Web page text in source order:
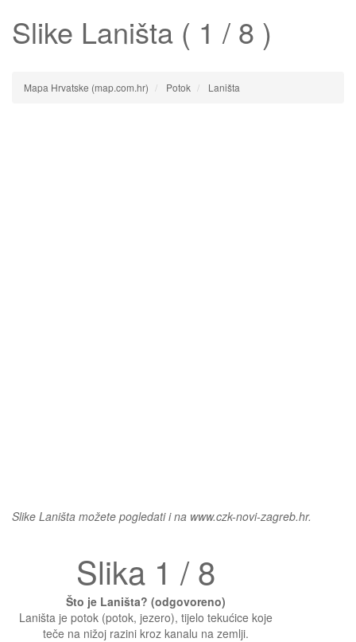
Slike Laništa ( 1 / 8 )
Mapa Hrvatske (map.com.hr) Potok Laništa
Slike Laništa možete pogledati i na www.czk-novi-zagreb.hr.
Slika 1 / 8
Što je Laništa? (odgovoreno)
Laništa je potok (potok, jezero), tijelo tekućice koje
teče na nižoj razini kroz kanalu na zemlji.